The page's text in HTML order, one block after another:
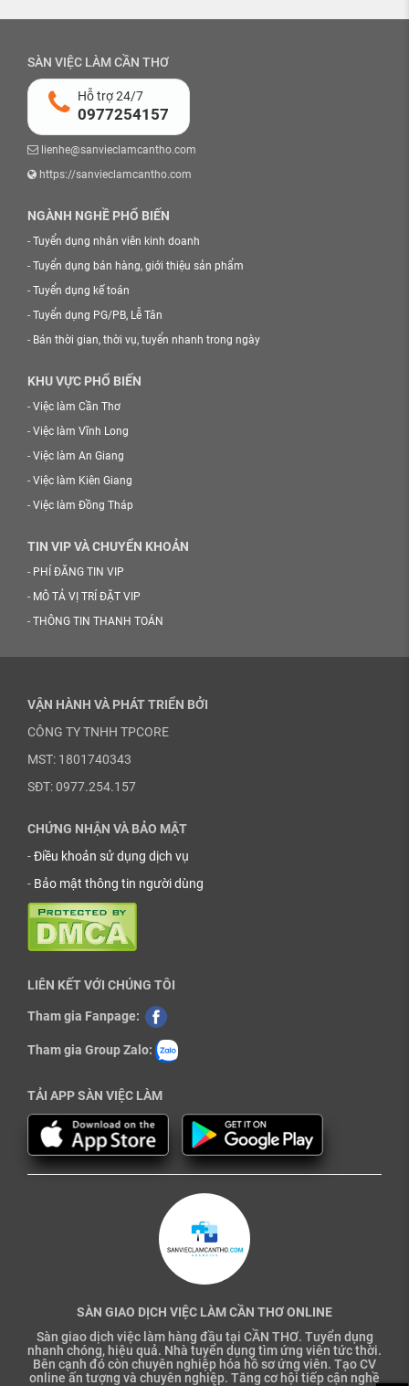
SÀN VIỆC LÀM CẦN THƠ
Hỗ trợ 24/7
0977254157
lienhe@sanvieclamcantho.com
https://sanvieclamcantho.com
NGÀNH NGHỀ PHỔ BIẾN
- Tuyển dụng nhân viên kinh doanh
- Tuyển dụng bán hàng, giới thiệu sản phẩm
- Tuyển dụng kế toán
- Tuyển dụng PG/PB, Lễ Tân
- Bán thời gian, thời vụ, tuyển nhanh trong ngày
KHU VỰC PHỔ BIẾN
- Việc làm Cần Thơ
- Việc làm Vĩnh Long
- Việc làm An Giang
- Việc làm Kiên Giang
- Việc làm Đồng Tháp
TIN VIP VÀ CHUYỂN KHOẢN
- PHÍ ĐĂNG TIN VIP
- MÔ TẢ VỊ TRÍ ĐẶT VIP
- THÔNG TIN THANH TOÁN
VẬN HÀNH VÀ PHÁT TRIỂN BỞI
CÔNG TY TNHH TPCORE
MST: 1801740343
SĐT: 0977.254.157
CHỨNG NHẬN VÀ BẢO MẬT
-Điều khoản sử dụng dịch vụ
- Bảo mật thông tin người dùng
LIÊN KẾT VỚI CHÚNG TÔI
Tham gia Fanpage:
Tham gia Group Zalo:
TẢI APP SÀN VIỆC LÀM
SÀN GIAO DỊCH VIỆC LÀM CẦN THƠ ONLINE
Sàn giao dịch việc làm hàng đầu tại CẦN THƠ. Tuyển dụng
nhanh chóng, hiệu quả. Nhà tuyển dụng tìm ứng viên tức thời.
Bên cạnh đó còn chuyên nghiệp hóa hồ sơ ứng viên. Tạo CV
online ấn tượng và chuyên nghiệp. Tăng cơ hội tiếp cận nghề